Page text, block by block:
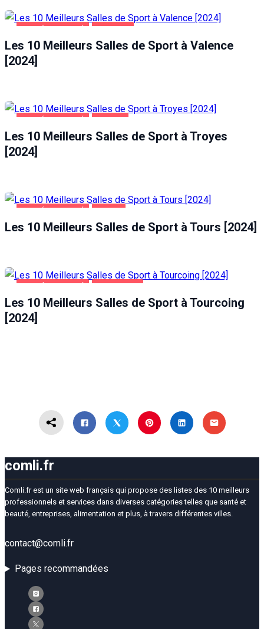
Les 10 Meilleurs Salles de Sport à Valence
[2024]
Les 10 Meilleurs Salles de Sport à Troyes
[2024]
Les 10 Meilleurs Salles de Sport à Tours [2024]
Les 10 Meilleurs Salles de Sport à Tourcoing
[2024]
comli.fr
Comli.fr est un site web français qui propose des listes des 10 meilleurs
professionnels et services dans diverses catégories telles que santé et
beauté, entreprises, alimentation et plus, à travers différentes villes.
contact@comli.fr
Pages recommandées